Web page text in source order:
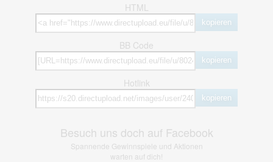
HTML
kopieren
BB Code
kopieren
Hotlink
kopieren
Besuch uns doch auf Facebook
Spannende Gewinnspiele und Aktionen
warten auf dich!